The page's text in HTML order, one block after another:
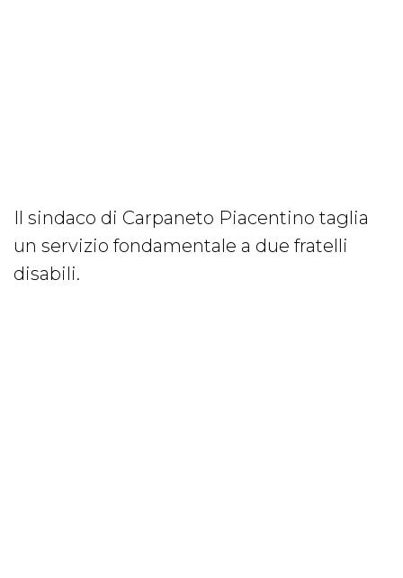
Il sindaco di Carpaneto Piacentino taglia
un servizio fondamentale a due fratelli
disabili.